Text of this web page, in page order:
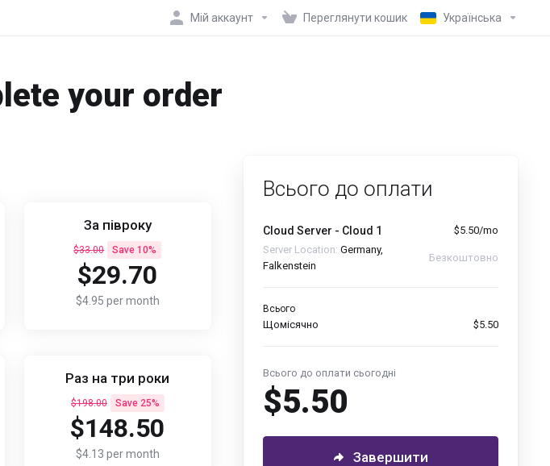
Мій аккаунт Переглянути кошик Українська
your order
За півроку
$33.00 Save 10%
$29.70
$4.95 per month
Раз на три роки
$198.00 Save 25%
$148.50
$4.13 per month
Всього до оплати
Cloud Server - Cloud 1
$5.50/mo
Server Location: Germany,
Falkenstein
Безкоштовно
Всього
Щомісячно $5.50
Всього до оплати сьогодні
$5.50
Завершити